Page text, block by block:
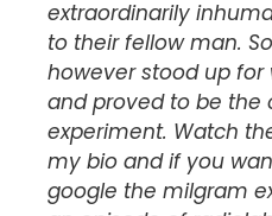
extraordinarily
to their fellow man.
however stood up
and proved to be the
experiment. Watch
my bio and if you
google the milgram